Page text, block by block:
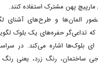
مارپیچ پهن مشترک استفاده کنند.
المان‌ها و طرح‌های آشنای
که تداعی‌گر حفره‌های یک بلوک
بلوک‌ها اشاره می‌کند. در
ساختمان، رنگ زرد، یعنی رنگ